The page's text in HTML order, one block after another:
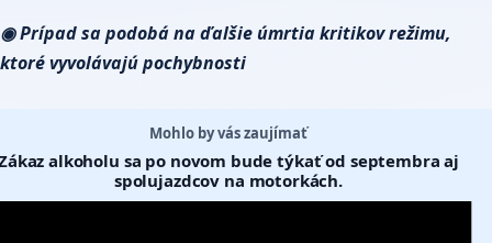
◉ Prípad sa podobá na ďalšie úmrtia kritikov režimu,
ktoré vyvolávajú pochybnosti
Mohlo by vás zaujímať
alkoholu sa po novom bude týkať od septembra aj
spolujazdcov na motorkách.